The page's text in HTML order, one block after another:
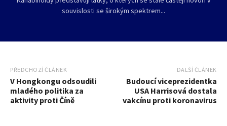
souvislosti se širokým spektrem...
PŘEDCHOZÍ ČLÁNEK
V Hongkongu odsoudili
mladého politika za
aktivity proti Číně
DALŠÍ ČLÁNEK
Budoucí viceprezidentka
USA Harrisová dostala
vakcínu proti koronavirus